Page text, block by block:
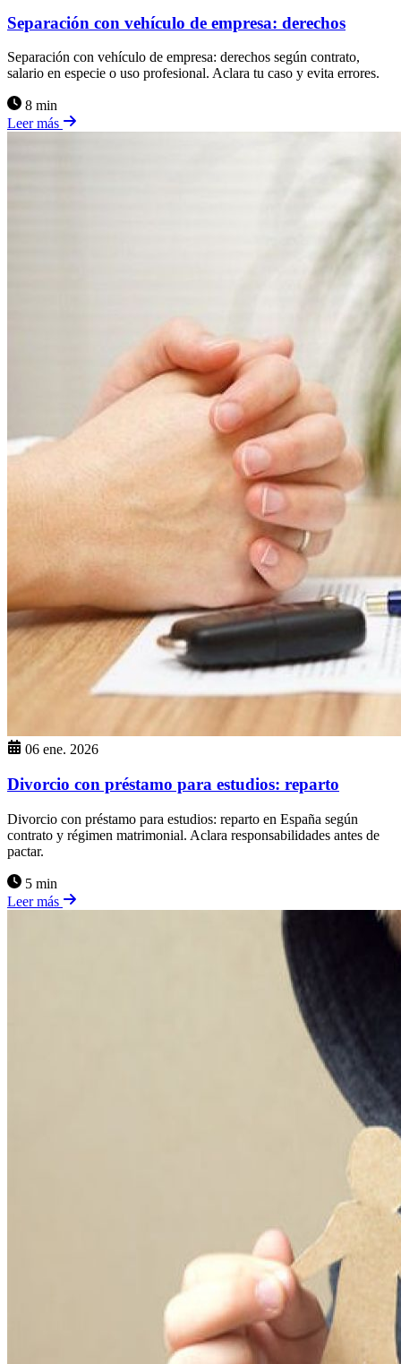
Separación con vehículo de empresa: derechos
Separación con vehículo de empresa: derechos según contrato,
salario en especie o uso profesional. Aclara tu caso y evita errores.
8 min
Leer más
06 ene. 2026
Divorcio con préstamo para estudios: reparto
Divorcio con préstamo para estudios: reparto en España según
contrato y régimen matrimonial. Aclara responsabilidades antes de
pactar.
5 min
Leer más